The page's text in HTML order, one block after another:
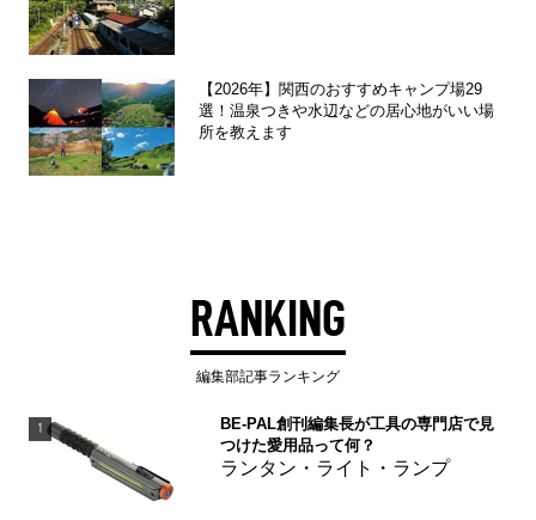
【2026年】関西のおすすめキャンプ場29
選！温泉つきや水辺などの居心地がいい場
所を教えます
RANKING
編集部記事ランキング
1
BE-PAL創刊編集長が工具の専門店で見
つけた愛用品って何？
ランタン・ライト・ランプ